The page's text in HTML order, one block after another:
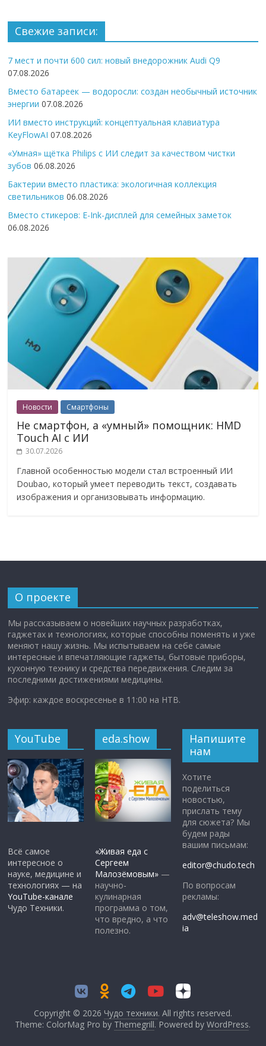
Свежие записи:
7 мест и почти 600 сил: новый внедорожник Audi Q9
07.08.2026
Вместо батареек — водоросли: создан необычный источник
энергии 07.08.2026
ИИ вместо инструкций: концептуальная клавиатура
KeyFlowAI 07.08.2026
«Умная» щётка Philips с ИИ следит за качеством чистки
зубов 06.08.2026
Бактерии вместо пластика: экологичная коллекция
светильников 06.08.2026
Вместо стикеров: E-Ink-дисплей для семейных заметок
06.08.2026
Новости Смартфоны
Не смартфон, а «умный» помощник: HMD
Touch AI с ИИ
30.07.2026
Главной особенностью модели стал встроенный ИИ
Doubao, который умеет переводить текст, создавать
изображения и организовывать информацию.
О проекте
Мы рассказываем о новейших научных разработках,
гаджетах и технологиях, которые способны поменять и уже
меняют нашу жизнь. Мы испытываем на себе самые
интересные и впечатляющие гаджеты, бытовые приборы,
кухонную технику и средства передвижения. Следим за
последними достижениями медицины.
Эфир: каждое воскресенье в 11:00 на НТВ.
YouTube
Всё самое
интересное о
науке, медицине и
технологиях — на
YouTube-канале
Чудо Техники.
eda.show
«Живая еда с
Сергеем
Малозёмовым» —
научно-
кулинарная
программа о том,
что вредно, а что
полезно.
Напишите
нам
Хотите
поделиться
новостью,
прислать тему
для сюжета? Мы
будем рады
вашим письмам:
editor@chudo.tech
По вопросам
рекламы:
adv@teleshow.med
ia
Copyright © 2026 Чудо техники. All rights reserved.
Theme: ColorMag Pro by Themegrill. Powered byWordPress.